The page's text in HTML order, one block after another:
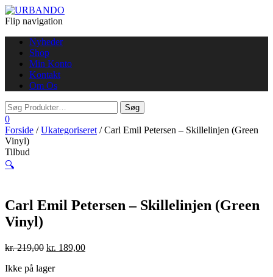
Flip navigation
Nyheder
Shop
Min Konto
Kontakt
Om Os
0
Forside /Ukategoriseret / Carl Emil Petersen – Skillelinjen (Green
Vinyl)
Tilbud
🔍
Carl Emil Petersen – Skillelinjen (Green
Vinyl)
kr.219,00 kr. 189,00
Ikke på lager